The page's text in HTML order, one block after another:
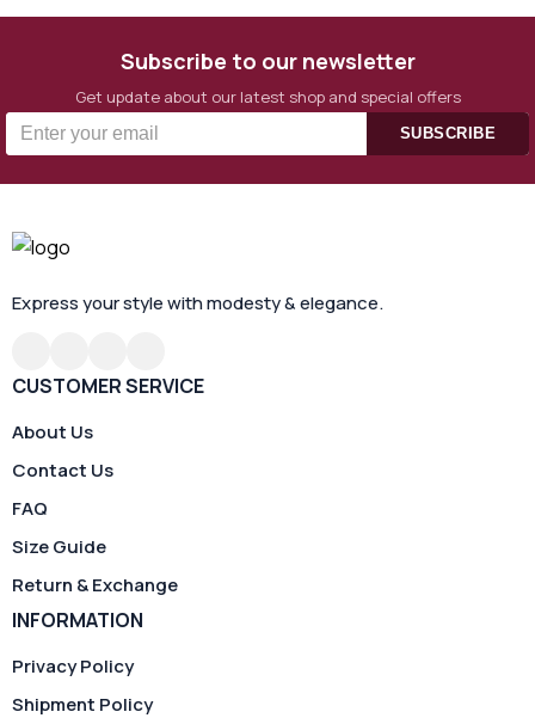
Subscribe to our newsletter
Get update about our latest shop and special offers
SUBSCRIBE
Express your style with modesty & elegance.
CUSTOMER SERVICE
About Us
Contact Us
FAQ
Size Guide
Return & Exchange
INFORMATION
Privacy Policy
Shipment Policy